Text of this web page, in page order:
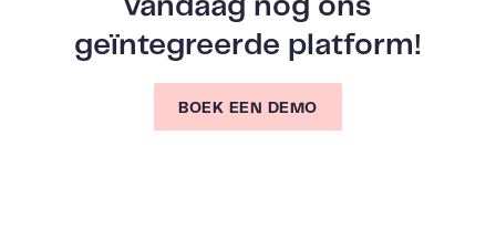
vandaag nog ons
geïntegreerde platform!
BOEK EEN DEMO